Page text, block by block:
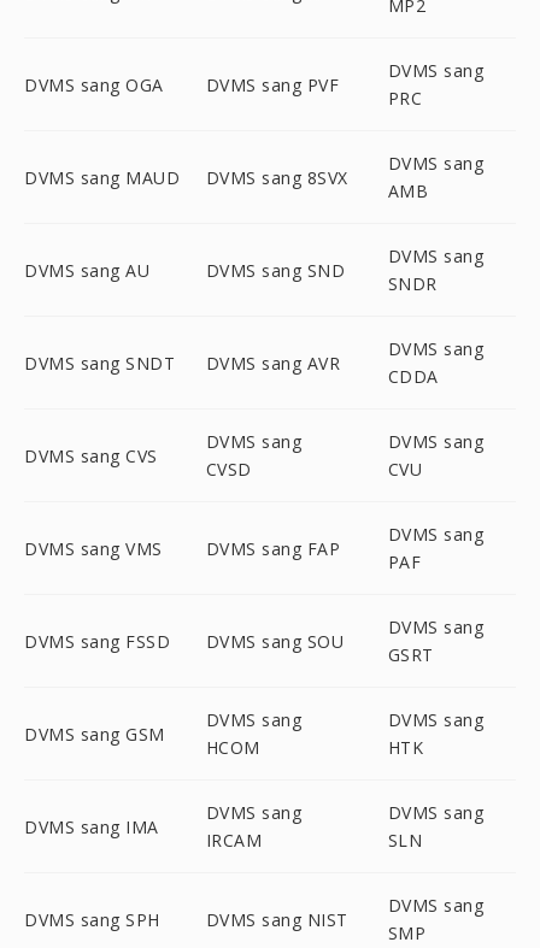
MP2
DVMS sang OGA DVMS sang PVF
DVMS sang
PRC
DVMS sang MAUD DVMS sang 8SVX
DVMS sang
AMB
DVMS sang AU DVMS sang SND
DVMS sang
SNDR
DVMS sang SNDT DVMS sang AVR
DVMS sang
CDDA
DVMS sang CVS
DVMS sang
CVSD
DVMS sang
CVU
DVMS sang VMS DVMS sang FAP
DVMS sang
PAF
DVMS sang FSSD DVMS sang SOU
DVMS sang
GSRT
DVMS sang GSM
DVMS sang
HCOM
DVMS sang
HTK
DVMS sang IMA
DVMS sang
IRCAM
DVMS sang
SLN
DVMS sang SPH DVMS sang NIST
DVMS sang
SMP